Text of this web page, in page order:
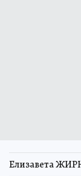
Елизавета